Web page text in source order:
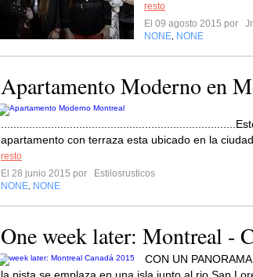
resto
El 09 agosto 2015 por
NONE NONE
Apartamento Moderno en
apartamento con terraza esta ubicado en la
resto
El 28 junio 2015 por
Estilosrusticos
NONE NONE
One week later: Montreal -
CON UN